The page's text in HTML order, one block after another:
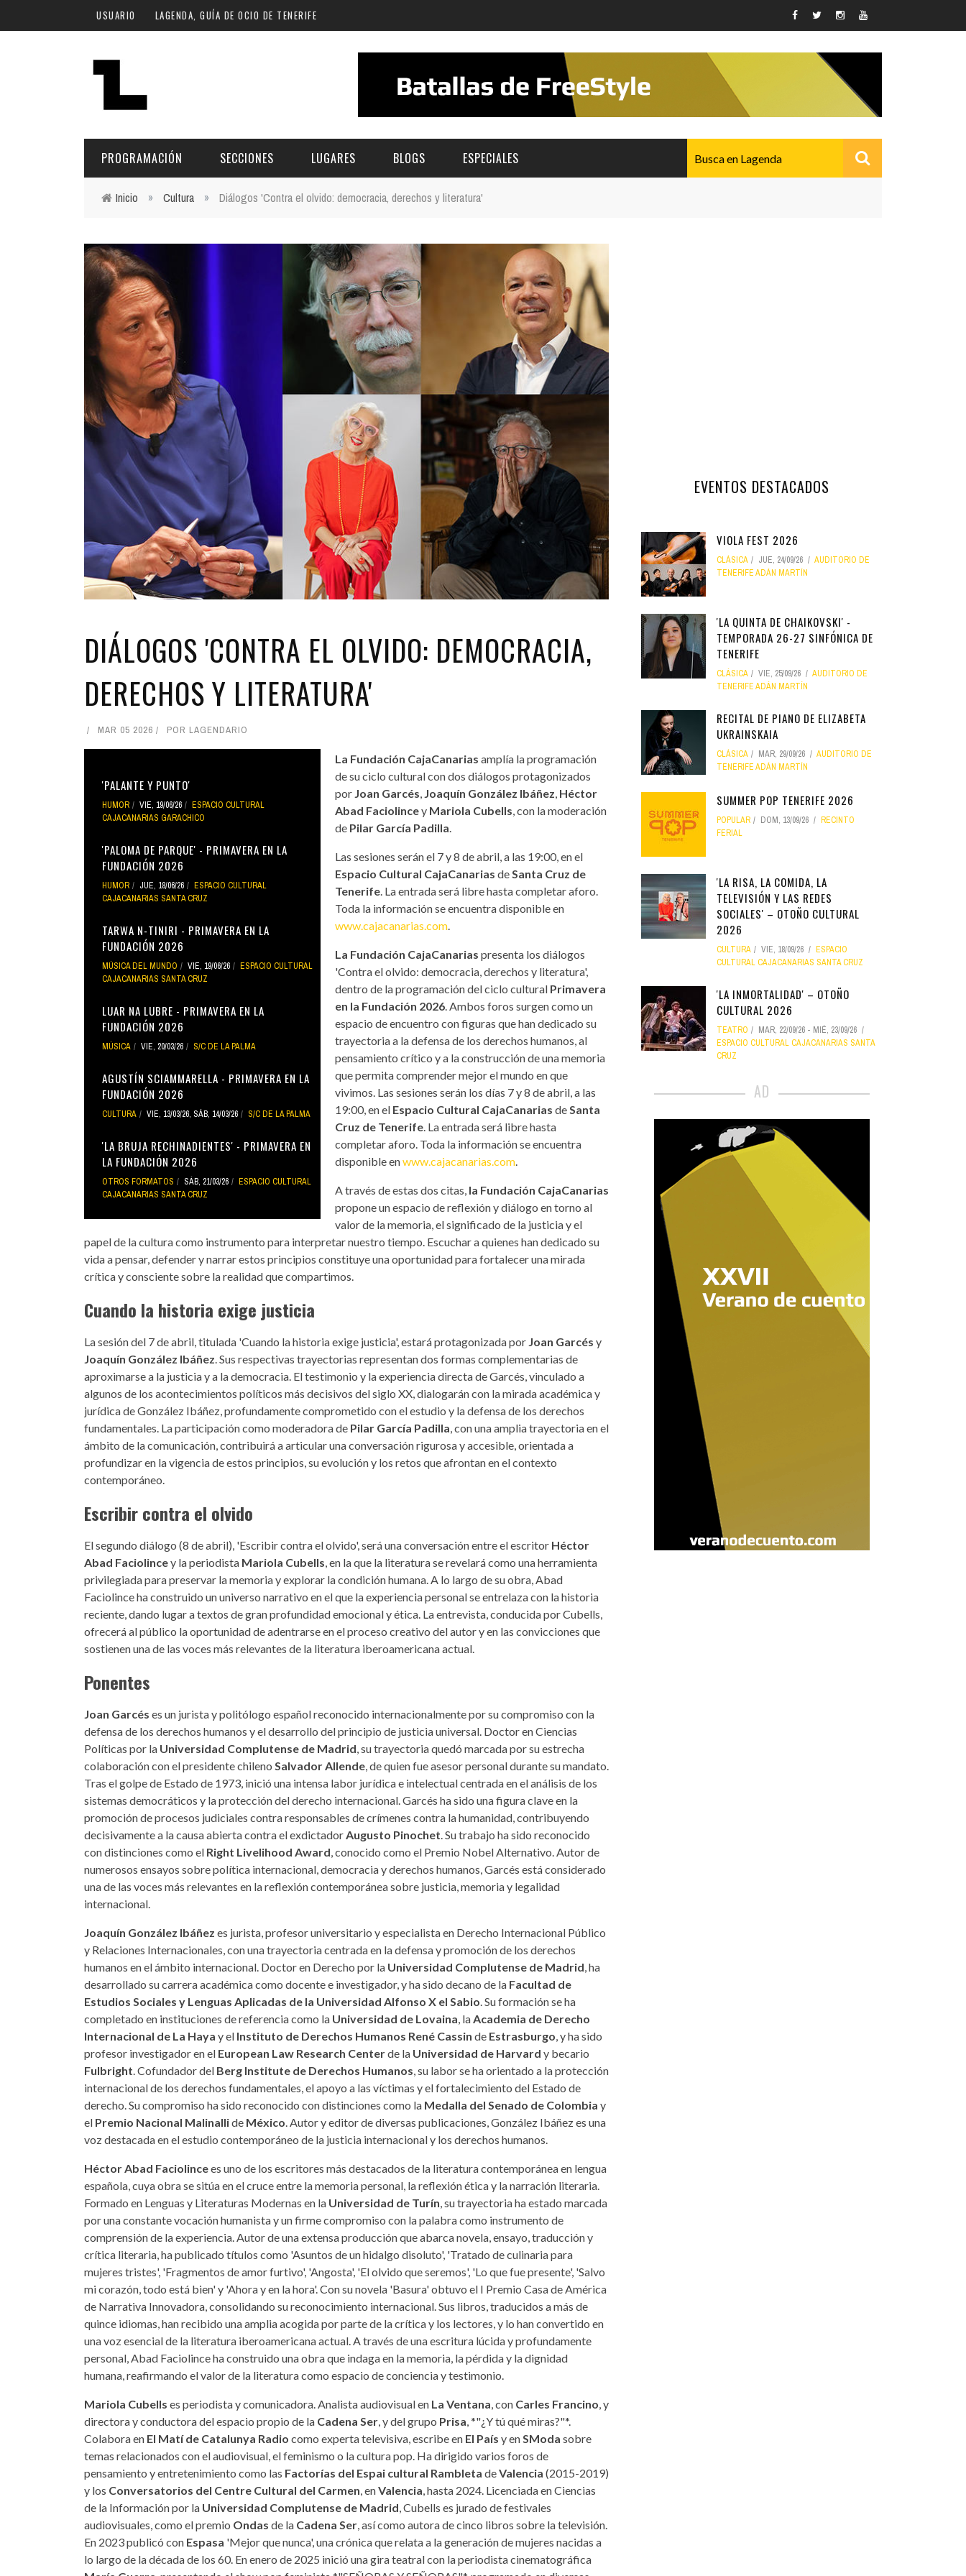
Pasar al contenido principal
USUARIO LAGENDA, GUÍA DE OCIO DE TENERIFE
PROGRAMACIÓN
Hoy
Plan Finde
Norte
Sur
Santa Cruz | La Laguna
Islas
Cultura
Deporte y Naturaleza
Gastro
Infantil
Música
Escénicas
SECCIONES LUGARES
SALAS Y AUDITORIOS
ESPACIOS CULTURALES
NOCHE
LOCALES CON ACTUACIONES
FORMATIVO
BLOGS ESPECIALES
FESTIVAL TAGANANA 2026
NOCTÁMBULA TENERIFE
TENERIFE PHE FESTIVAL 2026
XXVII VERANO DE CUENTO
Inicio » Cultura » Diálogos 'Contra el olvido: democracia, derechos y literatura'
DIÁLOGOS 'CONTRA EL OLVIDO: DEMOCRACIA,
DERECHOS Y LITERATURA'
MAR 05 2026 POR LAGENDARIO
'PALANTE Y PUNTO'
HUMOR VIE, 19/06/26
ESPACIO CULTURAL
CAJACANARIAS GARACHICO
'PALOMA DE PARQUE' - PRIMAVERA EN LA
FUNDACIÓN 2026
HUMOR JUE, 18/06/26
ESPACIO CULTURAL
CAJACANARIAS SANTA CRUZ
TARWA N-TINIRI - PRIMAVERA EN LA
FUNDACIÓN 2026
MÚSICA DEL MUNDO VIE, 19/06/26
ESPACIO CULTURAL
CAJACANARIAS SANTA CRUZ
LUAR NA LUBRE - PRIMAVERA EN LA
FUNDACIÓN 2026
MÚSICA VIE, 20/03/26 S/C DE LA PALMA
AGUSTÍN SCIAMMARELLA - PRIMAVERA EN LA
FUNDACIÓN 2026
CULTURA VIE, 13/03/26, SÁB, 14/03/26 S/C DE LA PALMA
'LA BRUJA RECHINADIENTES' - PRIMAVERA EN
LA FUNDACIÓN 2026
OTROS FORMATOS SÁB, 21/03/26
ESPACIO CULTURAL
CAJACANARIAS SANTA CRUZ
La Fundación CajaCanarias amplía la programación
de su ciclo cultural con dos diálogos protagonizados
por Joan Garcés Joaquín González Ibáñez Héctor
Abad Faciolincey Mariola Cubells , con la moderación
de Pilar García Padilla
Las sesiones serán el 7 y 8 de abril, a las 19:00, en el
Espacio Cultural CajaCanarias de Santa Cruz de
Tenerife. La entrada será libre hasta completar aforo.
Toda la información se encuentra disponible en
www.cajacanarias.com.
La Fundación CajaCanarias presenta los diálogos
'Contra el olvido: democracia, derechos y literatura',
dentro de la programación del ciclo cultural Primavera
en la Fundación 2026. Ambos foros surgen como un
espacio de encuentro con figuras que han dedicado su
trayectoria a la defensa de los derechos humanos, al
pensamiento crítico y a la construcción de una memoria
que permita comprender mejor el mundo en que
vivimos. Las sesiones serán los días 7 y 8 de abril, a las
19:00, en el Espacio Cultural CajaCanarias de Santa
Cruz de Tenerife. La entrada será libre hasta
completar aforo. Toda la información se encuentra
disponible enwww.cajacanarias.com.
A través de estas dos citas, la Fundación CajaCanarias
propone un espacio de reflexión y diálogo en torno al
valor de la memoria, el significado de la justicia y el
papel de la cultura como instrumento para interpretar nuestro tiempo. Escuchar a quienes han dedicado su
vida a pensar, defender y narrar estos principios constituye una oportunidad para fortalecer una mirada
crítica y consciente sobre la realidad que compartimos.
Cuando la historia exige justicia
La sesión del 7 de abril, titulada 'Cuando la historia exige justicia', estará protagonizada por Joan Garcés y
Joaquín González Ibáñez . Sus respectivas trayectorias representan dos formas complementarias de
aproximarse a la justicia y a la democracia. El testimonio y la experiencia directa de Garcés, vinculado a
algunos de los acontecimientos políticos más decisivos del siglo XX, dialogarán con la mirada académica y
jurídica de González Ibáñez, profundamente comprometido con el estudio y la defensa de los derechos
fundamentales. La participación como moderadora de Pilar García Padilla , con una amplia trayectoria en el
ámbito de la comunicación, contribuirá a articular una conversación rigurosa y accesible, orientada a
profundizar en la vigencia de estos principios, su evolución y los retos que afrontan en el contexto
contemporáneo.
Escribir contra el olvido
El segundo diálogo (8 de abril), 'Escribir contra el olvido', será una conversación entre el escritor Héctor
Abad Faciolincey la periodista Mariola Cubells , en la que la literatura se revelará como una herramienta
privilegiada para preservar la memoria y explorar la condición humana. A lo largo de su obra, Abad
Faciolince ha construido un universo narrativo en el que la experiencia personal se entrelaza con la historia
reciente, dando lugar a textos de gran profundidad emocional y ética. La entrevista, conducida por Cubells,
ofrecerá al público la oportunidad de adentrarse en el proceso creativo del autor y en las convicciones que
sostienen una de las voces más relevantes de la literatura iberoamericana actual.
Ponentes
Joan Garcés es un jurista y politólogo español reconocido internacionalmente por su compromiso con la
defensa de los derechos humanos y el desarrollo del principio de justicia universal. Doctor en Ciencias
Políticas por la Universidad Complutense de Madrid , su trayectoria quedó marcada por su estrecha
colaboración con el presidente chileno Salvador Allende , de quien fue asesor personal durante su mandato.
Tras el golpe de Estado de 1973, inició una intensa labor jurídica e intelectual centrada en el análisis de los
sistemas democráticos y la protección del derecho internacional. Garcés ha sido una figura clave en la
promoción de procesos judiciales contra responsables de crímenes contra la humanidad, contribuyendo
decisivamente a la causa abierta contra el exdictador Augusto Pinochet . Su trabajo ha sido reconocido
con distinciones como el Right Livelihood Award , conocido como el Premio Nobel Alternativo. Autor de
numerosos ensayos sobre política internacional, democracia y derechos humanos, Garcés está considerado
una de las voces más relevantes en la reflexión contemporánea sobre justicia, memoria y legalidad
internacional.
Joaquín González Ibáñez es jurista, profesor universitario y especialista en Derecho Internacional Público
y Relaciones Internacionales, con una trayectoria centrada en la defensa y promoción de los derechos
humanos en el ámbito internacional. Doctor en Derecho por la Universidad Complutense de Madrid , ha
desarrollado su carrera académica como docente e investigador, y ha sido decano de la Facultad de
Estudios Sociales y Lenguas Aplicadas de la Universidad Alfonso X el Sabio . Su formación se ha
completado en instituciones de referencia como la Universidad de Lovaina , la Academia de Derecho
Internacional de La Haya y el Instituto de Derechos Humanos René Cassin de Estrasburgo , y ha sido
profesor investigador en el European Law Research Centerde la Universidad de Harvard y becario
Fulbright . Cofundador del Berg Institute de Derechos Humanos , su labor se ha orientado a la protección
internacional de los derechos fundamentales, el apoyo a las víctimas y el fortalecimiento del Estado de
derecho. Su compromiso ha sido reconocido con distinciones como la Medalla del Senado de Colombia y
el Premio Nacional Malinallide México . Autor y editor de diversas publicaciones, González Ibáñez es una
voz destacada en el estudio contemporáneo de la justicia internacional y los derechos humanos.
Héctor Abad Faciolincees uno de los escritores más destacados de la literatura contemporánea en lengua
española, cuya obra se sitúa en el cruce entre la memoria personal, la reflexión ética y la narración literaria.
Formado en Lenguas y Literaturas Modernas en la Universidad de Turín , su trayectoria ha estado marcada
por una constante vocación humanista y un firme compromiso con la palabra como instrumento de
comprensión de la experiencia. Autor de una extensa producción que abarca novela, ensayo, traducción y
crítica literaria, ha publicado títulos como 'Asuntos de un hidalgo disoluto', 'Tratado de culinaria para
mujeres tristes', 'Fragmentos de amor furtivo', 'Angosta', 'El olvido que seremos', 'Lo que fue presente', 'Salvo
mi corazón, todo está bien' y 'Ahora y en la hora'. Con su novela 'Basura' obtuvo el I Premio Casa de América
de Narrativa Innovadora, consolidando su reconocimiento internacional. Sus libros, traducidos a más de
quince idiomas, han recibido una amplia acogida por parte de la crítica y los lectores, y lo han convertido en
una voz esencial de la literatura iberoamericana actual. A través de una escritura lúcida y profundamente
personal, Abad Faciolince ha construido una obra que indaga en la memoria, la pérdida y la dignidad
humana, reafirmando el valor de la literatura como espacio de conciencia y testimonio.
Mariola Cubells es periodista y comunicadora. Analista audiovisual en La Ventana , con Carles Francino , y
directora y conductora del espacio propio de la Cadena Ser , y del grupo Prisa , *"¿Y tú qué miras?"*.
Colabora en El Matí de Catalunya Radio como experta televisiva, escribe en El País y en SModa sobre
temas relacionados con el audiovisual, el feminismo o la cultura pop. Ha dirigido varios foros de
pensamiento y entretenimiento como las Factorías del Espai cultural Rambleta deValencia (2015-2019)
y los Conversatorios del Centre Cultural del Carmen , enValencia , hasta 2024. Licenciada en Ciencias
de la Información por la Universidad Complutense de Madrid , Cubells es jurado de festivales
audiovisuales, como el premio Ondas de la Cadena Ser , así como autora de cinco libros sobre la televisión.
En 2023 publicó con Espasa 'Mejor que nunca', una crónica que relata a la generación de mujeres nacidas a
lo largo de la década de los 60. En enero de 2025 inició una gira teatral con la periodista cinematográfica
EVENTOS DESTACADOS
VIOLA FEST 2026
CLÁSICA JUE, 24/09/26
AUDITORIO DE
TENERIFE ADÁN MARTÍN
'LA QUINTA DE CHAIKOVSKI' -
TEMPORADA 26-27 SINFÓNICA DE
TENERIFE
CLÁSICA VIE, 25/09/26
AUDITORIO DE
TENERIFE ADÁN MARTÍN
RECITAL DE PIANO DE ELIZABETA
UKRAINSKAIA
CLÁSICA MAR, 29/09/26
AUDITORIO DE
TENERIFE ADÁN MARTÍN
SUMMER POP TENERIFE 2026
POPULAR DOM, 13/09/26
RECINTO
FERIAL
'LA RISA, LA COMIDA, LA
TELEVISIÓN Y LAS REDES
SOCIALES' – OTOÑO CULTURAL
2026
CULTURA VIE, 18/09/26
ESPACIO
CULTURAL CAJACANARIAS SANTA CRUZ
'LA INMORTALIDAD' – OTOÑO
CULTURAL 2026
TEATRO MAR, 22/09/26 - MIÉ, 23/09/26
ESPACIO CULTURAL CAJACANARIAS SANTA
CRUZ
AD